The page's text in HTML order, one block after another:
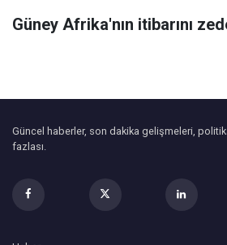
Güney Afrika'nın itibarını
Güncel haberler, son dakika gelişmeleri,
fazlası.